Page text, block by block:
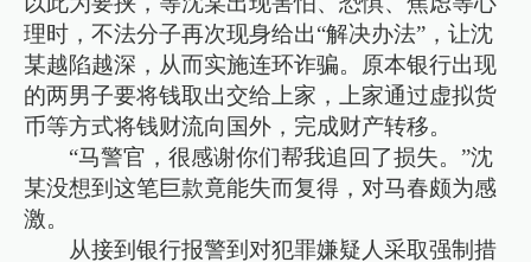
理时，不法分子再次现身给出“解决办法”，让沈
某越陷越深，从而实施连环诈骗。原本银行出现
的两男子要将钱取出交给上家，上家通过虚拟货
币等方式将钱财流向国外，完成财产转移。
“马警官，很感谢你们帮我追回了损失。”沈
某没想到这笔巨款竟能失而复得，对马春颇为感
激。
从接到银行报警到对犯罪嫌疑人采取强制措